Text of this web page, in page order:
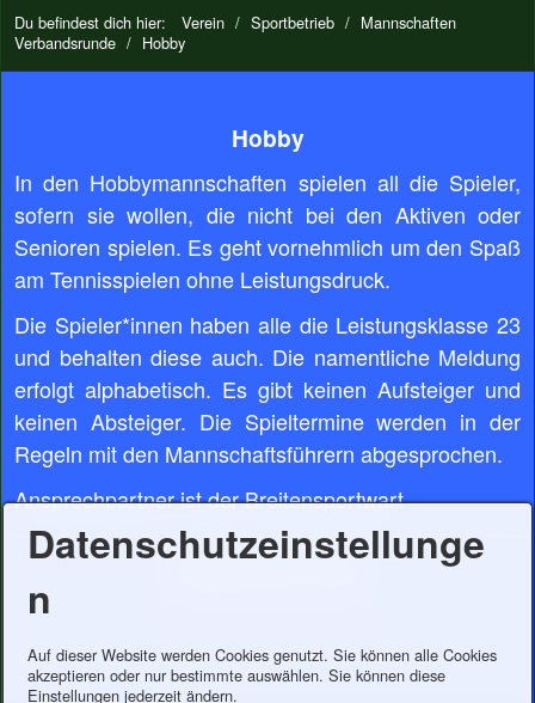
Du befindest dich hier: Verein / Sportbetrieb / Mannschaften
Verbandsrunde / Hobby
Hobby
In den Hobbymannschaften spielen all die Spieler,
sofern sie wollen, die nicht bei den Aktiven oder
Senioren spielen. Es geht vornehmlich um den Spaß
am Tennisspielen ohne Leistungsdruck.
Die Spieler*innen haben alle die Leistungsklasse 23
und behalten diese auch. Die namentliche Meldung
erfolgt alphabetisch. Es gibt keinen Aufsteiger und
keinen Absteiger. Die Spieltermine werden in der
Regeln mit den Mannschaftsführern abgesprochen.
Ansprechpartner ist der Breitensportwart
Datenschutzeinstellunge
n
Auf dieser Website werden Cookies genutzt. Sie können alle Cookies
akzeptieren oder nur bestimmte auswählen. Sie können diese
Einstellungen jederzeit ändern.